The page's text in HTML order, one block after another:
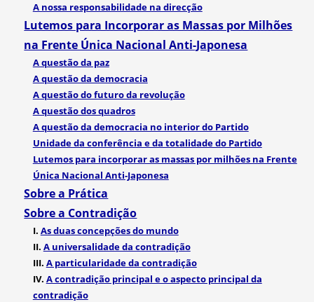
A nossa responsabilidade na direcção
Lutemos para Incorporar as Massas por Milhões
na Frente Única Nacional Anti-Japonesa
A questão da paz
A questão da democracia
A questão do futuro da revolução
A questão dos quadros
A questão da democracia no interior do Partido
Unidade da conferência e da totalidade do Partido
Lutemos para incorporar as massas por milhões na Frente
Única Nacional Anti-Japonesa
Sobre a Prática
Sobre a Contradição
I. As duas concepções do mundo
II. A universalidade da contradição
III. A particularidade da contradição
IV. A contradição principal e o aspecto principal da
contradição